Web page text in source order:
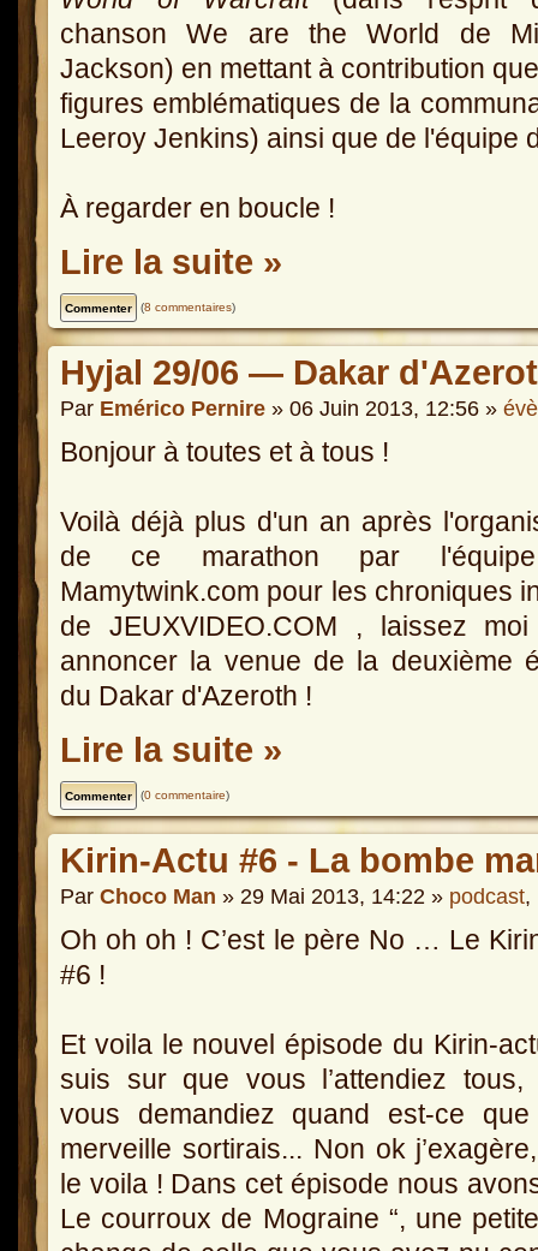
chanson We are the World de
Jackson) en mettant à contribution
figures emblématiques de la
Leeroy Jenkins) ainsi que de l'équipe
À regarder en boucle !
Lire la suite »
(8 commentaires)
Hyjal 29/06 — Dakar
Par Emérico Pernire » 06 Juin 2013, 12:56 »
Bonjour à toutes et à tous !
Voilà déjà plus d'un an après
de ce marathon par
Mamytwink.com pour les chroniques
de JEUXVIDEO.COM , laissez
annoncer la venue de la deuxième
du Dakar d'Azeroth !
Lire la suite »
(0 commentaire)
Kirin-Actu #6 - La bombe
Par Choco Man » 29 Mai 2013, 14:22 » podcast,
Oh oh oh ! C’est le père No … Le
#6 !
Et voila le nouvel épisode du Kirin-
suis sur que vous l’attendiez tous,
vous demandiez quand est-ce
merveille sortirais... Non ok
le voila ! Dans cet épisode nous
Le courroux de Mograine “, une